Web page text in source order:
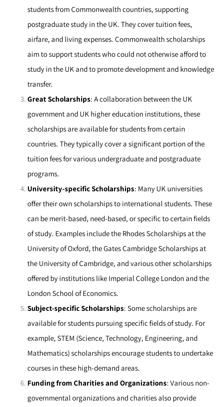
students from Commonwealth countries, supporting
postgraduate study in the UK. They cover tuition fees,
airfare, and living expenses. Commonwealth scholarships
aim to support students who could not otherwise afford to
study in the UK and to promote development and knowledge
transfer.
Great Scholarships: A collaboration between the UK
government and UK higher education institutions, these
scholarships are available for students from certain
countries. They typically cover a significant portion of the
tuition fees for various undergraduate and postgraduate
programs.
University-specific Scholarships: Many UK universities
offer their own scholarships to international students. These
can be merit-based, need-based, or specific to certain fields
of study. Examples include the Rhodes Scholarships at the
University of Oxford, the Gates Cambridge Scholarships at
the University of Cambridge, and various other scholarships
offered by institutions like Imperial College London and the
London School of Economics.
Subject-specific Scholarships: Some scholarships are
available for students pursuing specific fields of study. For
example, STEM (Science, Technology, Engineering, and
Mathematics) scholarships encourage students to undertake
courses in these high-demand areas.
Funding from Charities and Organizations: Various non-
governmental organizations and charities also provide